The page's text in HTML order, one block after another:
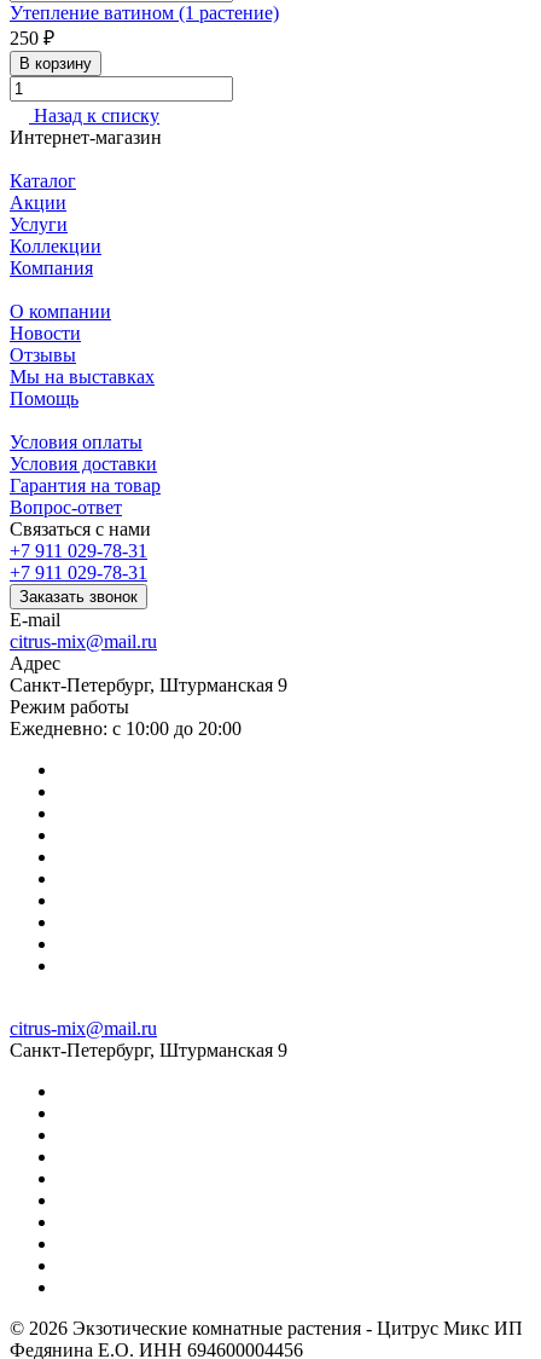
Утепление ватином (1 растение)
250 ₽
В корзину
Назад к списку
Интернет-магазин
Каталог
Акции
Услуги
Коллекции
Компания
О компании
Новости
Отзывы
Мы на выставках
Помощь
Условия оплаты
Условия доставки
Гарантия на товар
Вопрос-ответ
Связаться с нами
+7 911 029-78-31
+7 911 029-78-31
Заказать звонок
E-mail
citrus-mix@mail.ru
Адрес
Санкт-Петербург, Штурманская 9
Режим работы
Ежедневно: с 10:00 до 20:00
citrus-mix@mail.ru
Санкт-Петербург, Штурманская 9
© 2026 Экзотические комнатные растения - Цитрус Микс ИП
Федянина Е.О. ИНН 694600004456